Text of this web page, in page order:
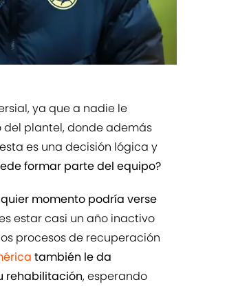
ya que a nadie le
del plantel, donde además
esta es una decisión lógica y
formar parte del equipo?
momento podría verse
estar casi un año inactivo
procesos de recuperación
también le da
rehabilitación, esperando